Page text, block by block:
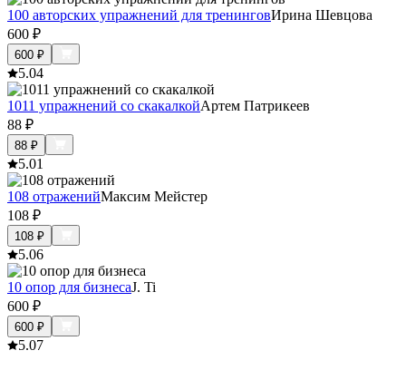
100 авторских упражнений для тренинговИрина Шевцова
600 ₽
600 ₽
5.04
1011 упражнений со скакалкойАртем Патрикеев
88 ₽
88 ₽
5.01
108 отраженийМаксим Мейстер
108 ₽
108 ₽
5.06
10 опор для бизнесаJ. Ti
600 ₽
600 ₽
5.07